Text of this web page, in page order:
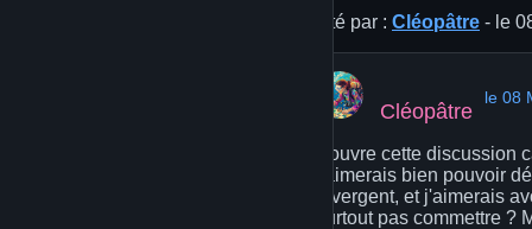
Posté par : Cléopâtre - le
Cléopâtre
le 08
J'ouvre cette discussion
j'aimerais bien pouvoir
divergent, et j'aimerais
surtout pas commettre